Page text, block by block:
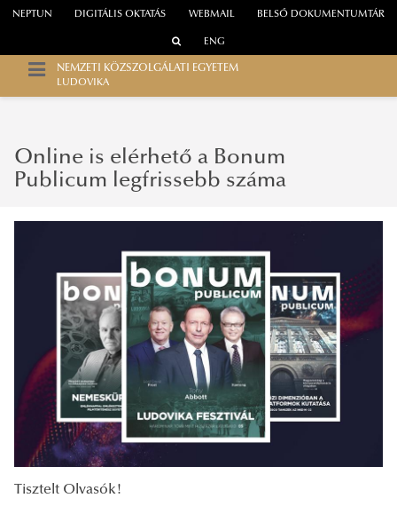
WEBMAIL
NEPTUN DIGITÁLIS OKTATÁS BELSŐ DOKUMENTUMTÁR
ENG
NEMZETI KÖZSZOLGÁLATI EGYETEM
LUDOVIKA
Online is elérhető a Bonum
Publicum legfrissebb száma
Tisztelt Olvasók!